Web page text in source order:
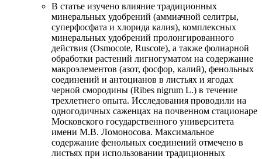
В статье изучено влияние традиционных
минеральных удобрений (аммиачной селитры,
суперфосфата и хлорида калия), комплексных
минеральных удобрений пролонгированного
действия (Osmocote, Ruscote), а также фолиарной
обработки растений лигногуматом на содержание
макроэлементов (азот, фосфор, калий), фенольных
соединений и антоцианов в листьях и ягодах
черной смородины (Ribes nigrum L.) в течение
трехлетнего опыта. Исследования проводили на
одногодичных саженцах на почвенном стационаре
Московского государственного университета
имени М.В. Ломоносова. Максимальное
содержание фенольных соединений отмечено в
листьях при использовании традиционных